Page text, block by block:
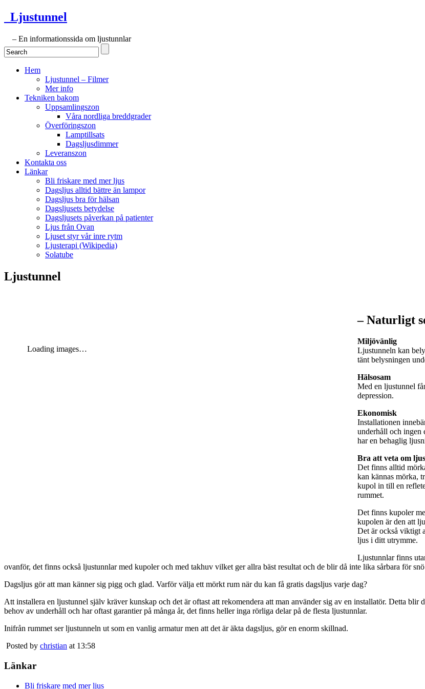
Ljustunnel
– En informationssida om ljustunnlar
Hem
Ljustunnel – Filmer
Mer info
Tekniken bakom
Uppsamlingszon
Våra nordliga breddgrader
Överföringszon
Lamptillsats
Dagsljusdimmer
Leveranszon
Kontakta oss
Länkar
Bli friskare med mer ljus
Dagsljus alltid bättre än lampor
Dagsljus bra för hälsan
Dagsljusets betydelse
Dagsljusets påverkan på patienter
Ljus från Ovan
Ljuset styr vår inre rytm
Ljusterapi (Wikipedia)
Solatube
Ljustunnel
Loading images…
– Naturligt
Miljövänlig
Ljustunneln kan
tänt belysningen
Hälsosam
Med en ljustunnel
depression.
Ekonomisk
Installationen
underhåll och ingen
har en behaglig
Bra att veta om
Det finns alltid
kan kännas mörka,
kupol in till en
rummet.
Det finns kupoler
kupolen är den att
Det är också viktigt
ljus i ditt utrymme.
Ljustunnlar finns
ovanför, det finns också ljustunnlar med kupoler och med takhuv vilket ger allra bäst resultat och de blir då inte lika sårbara för
Dagsljus gör att man känner sig pigg och glad. Varför välja ett mörkt rum när du kan få gratis dagsljus varje dag?
Att installera en ljustunnel själv kräver kunskap och det är oftast att rekomendera att man använder sig av en installatör. Detta
behov av underhåll och har oftast garantier på många år, det finns heller inga rörliga delar på de flesta ljustunnlar.
Inifrån rummet ser ljustunneln ut som en vanlig armatur men att det är äkta dagsljus, gör en enorm skillnad.
Posted by christian at 13:58
Länkar
Bli friskare med mer ljus